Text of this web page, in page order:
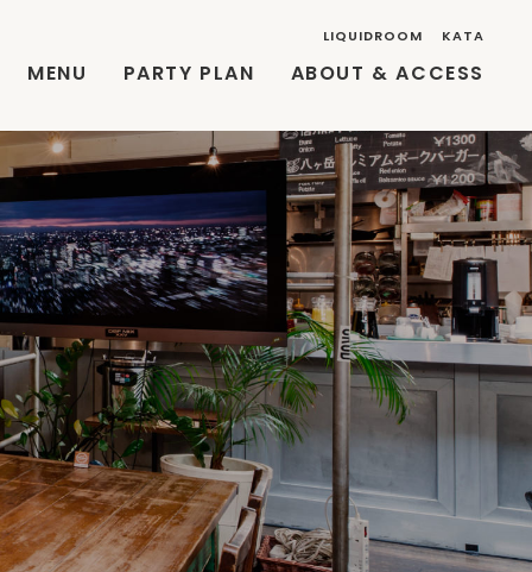
LIQUIDROOM KATA
MENU PARTY PLAN ABOUT & ACCESS